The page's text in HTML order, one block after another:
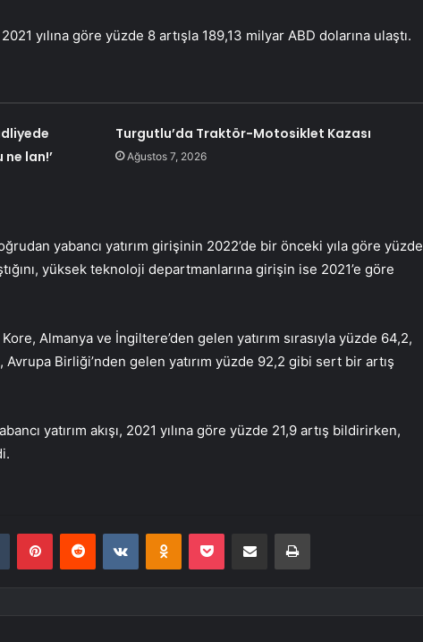
yılına göre yüzde 8 artışla 189,13 milyar ABD dolarına ulaştı.
ne lan!’
Turgutlu’da Traktör-Motosiklet Kazası
Ağustos 7, 2026
yabancı yatırım girişinin 2022’de bir önceki yıla göre yüzde
yüksek teknoloji departmanlarına girişin ise 2021’e göre
Almanya ve İngiltere’den gelen yatırım sırasıyla yüzde 64,2,
Birliği’nden gelen yatırım yüzde 92,2 gibi sert bir artış
yatırım akışı, 2021 yılına göre yüzde 21,9 artış bildirirken,
Tumblr PinterestReddit VKontakteOdnoklassniki
Pocket E-Posta ile paylaş Yazdır